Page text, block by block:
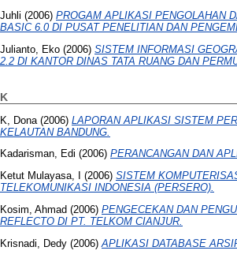
Juhli (2006) PROGAM APLIKASI PENGOLAHAN
BASIC 6.0 DI PUSAT PENELITIAN DAN
Julianto, Eko (2006) SISTEM INFORMASI
2.2 DI KANTOR DINAS TATA RUANG DAN
K
K, Dona (2006) LAPORAN APLIKASI SISTEM
KELAUTAN BANDUNG.
Kadarisman, Edi (2006) PERANCANGAN DAN
Ketut Mulayasa, I
(2006) SISTEM
TELEKOMUNIKASI INDONESIA (PERSERO).
Kosim, Ahmad (2006) PENGECEKAN DAN
REFLECTO DI PT. TELKOM CIANJUR.
Krisnadi, Dedy (2006) APLIKASI DATABASE